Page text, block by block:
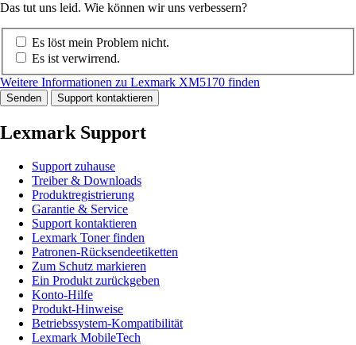
Das tut uns leid. Wie können wir uns verbessern?
Es löst mein Problem nicht.
Es ist verwirrend.
Weitere Informationen zu Lexmark XM5170 finden
Senden Support kontaktieren
Lexmark Support
Support zuhause
Treiber & Downloads
Produktregistrierung
Garantie & Service
Support kontaktieren
Lexmark Toner finden
Patronen-Rücksendeetiketten
Zum Schutz markieren
Ein Produkt zurückgeben
Konto-Hilfe
Produkt-Hinweise
Betriebssystem-Kompatibilität
Lexmark MobileTech